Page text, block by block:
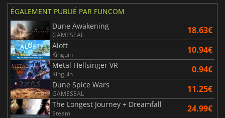
ÉGALEMENT PUBLIÉ PAR FUNCOM
Dune Awakening
GAMESEAL 18.63€
Aloft
Kinguin 10.94€
Metal Hellsinger VR
Kinguin 0.94€
Dune Spice Wars
GAMESEAL 11.25€
The Longest Journey + Dreamfall
Steam 24.99€